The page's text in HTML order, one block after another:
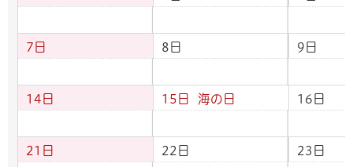
7日 8日 9日
14日 15日 海の日 16日
21日 22日 23日